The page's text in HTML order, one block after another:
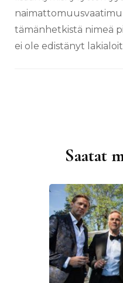
tämänhetkistä nimeä
ei ole edistänyt
Saatat